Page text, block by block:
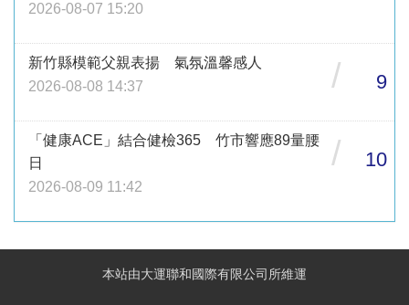
2026-08-07 15:20
新竹縣模範父親表揚 氣氛溫馨感人
2026-08-08 14:37
/ 9
「健康ACE」結合健檢365 竹市響應89量腰
日
2026-08-09 11:42
/ 10
本站由大運聯和國際有限公司所維運